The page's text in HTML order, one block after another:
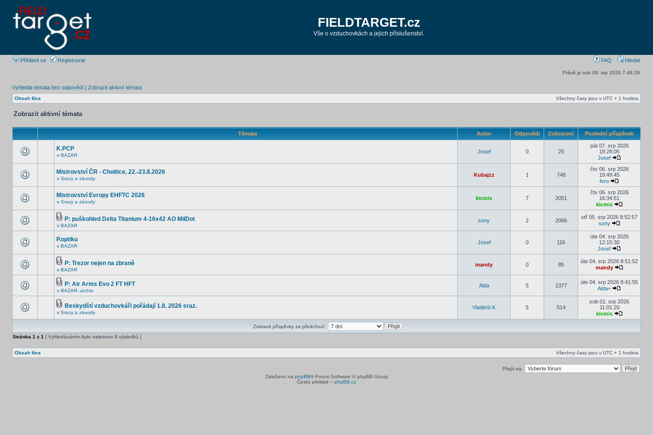
FIELDTARGET.cz
Vše o vzduchovkách a jejich příslušenství.
Přihlásit se Registrovat FAQ Hledat
Právě je sob 08. srp 2026 7:48:29
Vyhledat témata bez odpovědí | Zobrazit aktivní témata
Obsah fóra Všechny časy jsou v UTC + 1 hodina
Zobrazit aktivní témata
Témata Autor Odpovědi Zobrazení Poslední příspěvek
K.PCP
v BAZAR
Josef 0 25
pát 07. srp 2026
18:28:05
Josef
Mistrovství ČR - Choltice, 22.-23.8.2026
v Srazy a závody
Kubajzz 1 748
čtv 06. srp 2026
19:49:45
fero
Mistrovství Evropy EHFTC 2026
v Srazy a závody
kicmis 7 2051
čtv 06. srp 2026
16:34:51
kicmis
P: puškohled Delta Titanium 4-16x42 AO MilDot
v BAZAR
sony 2 2066
stř 05. srp 2026 8:52:57
sony
P.optiku
v BAZAR
Josef 0 116
úte 04. srp 2026
12:15:30
Josef
P: Trezor nejen na zbraně
v BAZAR
mandy 0 85
úte 04. srp 2026 8:51:52
mandy
P: Air Arms Evo 2 FT HFT
v BAZAR- archiv
Alda 5 1377
úte 04. srp 2026 8:41:55
Alda+
Beskydští vzduchovkáři pořádají 1.8. 2026 sraz.
v Srazy a závody
Vladimír.K 5 514
sob 01. srp 2026
11:01:20
kicmis
Zobrazit příspěvky za předchozí:
Stránka 1 z 1 [ Vyhledáváním bylo nalezeno 8 výsledků ]
Obsah fóra Všechny časy jsou v UTC + 1 hodina
Přejít na:
Založeno na phpBB® Forum Software © phpBB Group
Český překlad – phpBB.cz